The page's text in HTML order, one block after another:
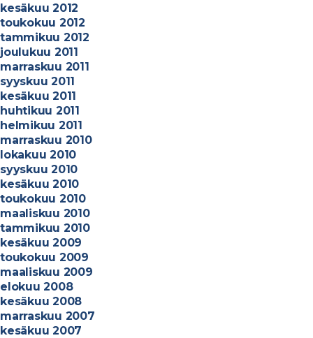
kesäkuu 2012
toukokuu 2012
tammikuu 2012
joulukuu 2011
marraskuu 2011
syyskuu 2011
kesäkuu 2011
huhtikuu 2011
helmikuu 2011
marraskuu 2010
lokakuu 2010
syyskuu 2010
kesäkuu 2010
toukokuu 2010
maaliskuu 2010
tammikuu 2010
kesäkuu 2009
toukokuu 2009
maaliskuu 2009
elokuu 2008
kesäkuu 2008
marraskuu 2007
kesäkuu 2007